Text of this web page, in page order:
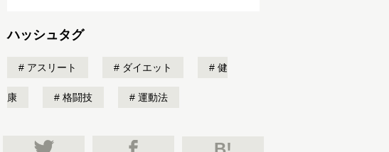
ハッシュタグ
アスリート ダイエット 健
康 格闘技 運動法